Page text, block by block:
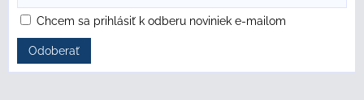
Chcem sa prihlásiť k odberu noviniek e-mailom
Odoberať